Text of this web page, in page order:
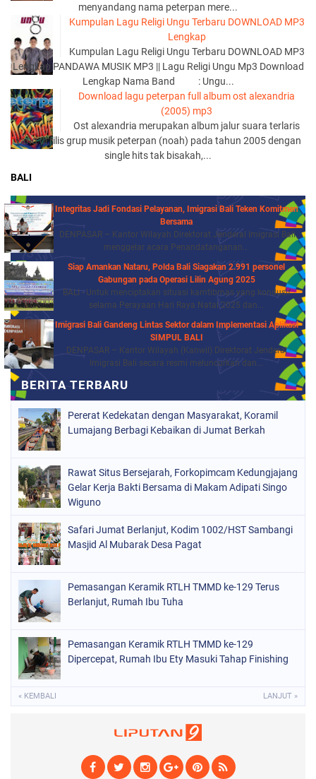
menyandang nama peterpan mere...
Kumpulan Lagu Religi Ungu Terbaru DOWNLOAD MP3
Lengkap
Kumpulan Lagu Religi Ungu Terbaru DOWNLOAD MP3
Lengkap PANDAWA MUSIK MP3 || Lagu Religi Ungu Mp3 Download
Lengkap Nama Band : Ungu...
Download lagu peterpan full album ost alexandria
(2005) mp3
Ost alexandria merupakan album jalur suara terlaris
yang di rilis grup musik peterpan (noah) pada tahun 2005 dengan
single hits tak bisakah,...
BALI
Integritas Jadi Fondasi Pelayanan, Imigrasi Bali Teken Komitmen
Bersama
DENPASAR – Kantor Wilayah Direktorat Jenderal Imigrasi Bali
menggelar acara Penandatanganan...
Siap Amankan Nataru, Polda Bali Siagakan 2.991 personel
Gabungan pada Operasi Lilin Agung 2025
BALI - Untuk menciptakan situasi kamtibmas yang kondusif
selama Perayaan Hari Raya Natal 2025 dan...
Imigrasi Bali Gandeng Lintas Sektor dalam Implementasi Aplikasi
SIMPUL BALI
DENPASAR – Kantor Wilayah (Kanwil) Direktorat Jenderal
Imigrasi Bali secara resmi meluncurkan dan...
Pererat Kedekatan dengan Masyarakat, Koramil
Lumajang Berbagi Kebaikan di Jumat Berkah
Rawat Situs Bersejarah, Forkopimcam Kedungjajang
Gelar Kerja Bakti Bersama di Makam Adipati Singo
Wiguno
Safari Jumat Berlanjut, Kodim 1002/HST Sambangi
Masjid Al Mubarak Desa Pagat
Pemasangan Keramik RTLH TMMD ke-129 Terus
Berlanjut, Rumah Ibu Tuha
Pemasangan Keramik RTLH TMMD ke-129
Dipercepat, Rumah Ibu Ety Masuki Tahap Finishing
« KEMBALI LANJUT »